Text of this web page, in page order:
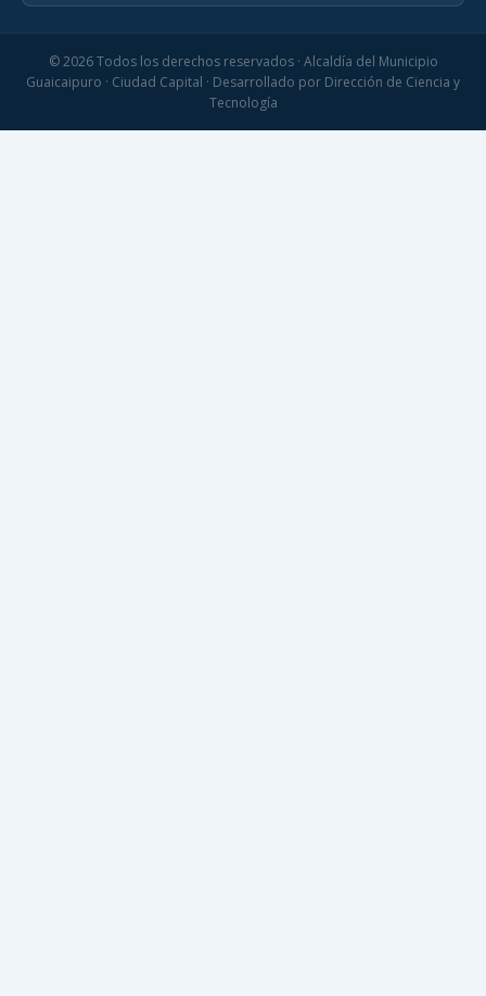
© 2026 Todos los derechos reservados · Alcaldía del Municipio
Guaicaipuro · Ciudad Capital · Desarrollado por Dirección de Ciencia y
Tecnología